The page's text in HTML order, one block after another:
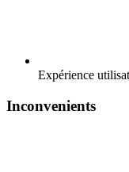
Expérience
Inconvenients